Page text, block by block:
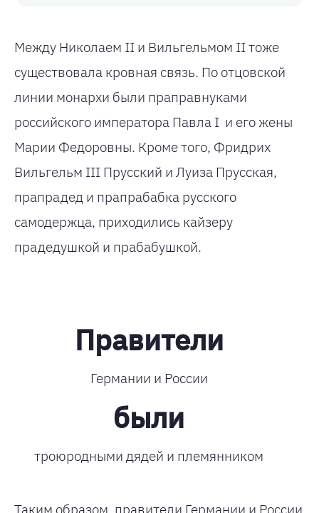
Между Николаем II и Вильгельмом II тоже
существовала кровная связь. По отцовской
линии монархи были праправнуками
российского императора Павла I и его жены
Марии Федоровны. Кроме того, Фридрих
Вильгельм III Прусский и Луиза Прусская,
прапрадед и прапрабабка русского
самодержца, приходились кайзеру
прадедушкой и прабабушкой.
Правители
Германии и России
были
троюродными дядей и племянником
Таким образом, правители Германии и России